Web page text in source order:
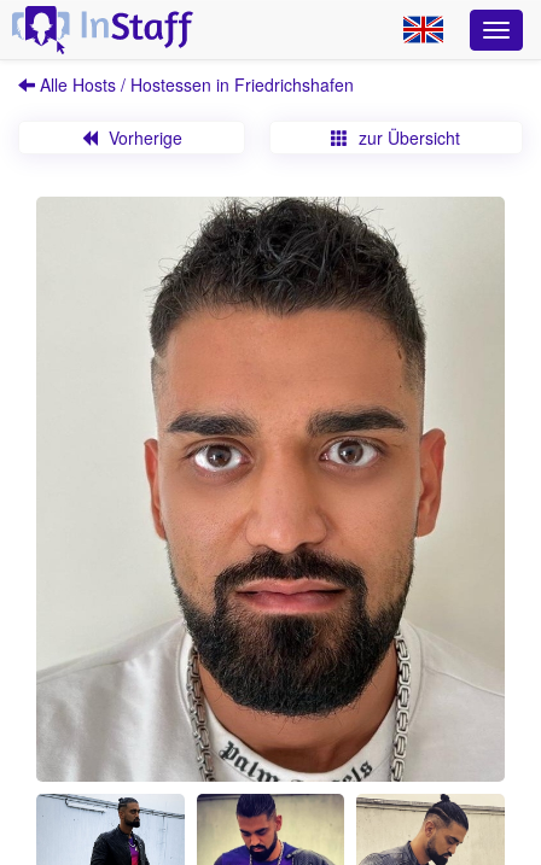
Alle Hosts / Hostessen in Friedrichshafen
Vorherige zur Übersicht